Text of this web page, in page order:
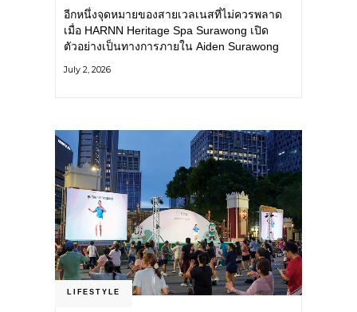
BANGKOK
อีกหนึ่งจุดหมายของสายเวลเนสที่ไม่ควรพลาด
เมื่อ HARNN Heritage Spa Surawong เปิด
ตัวอย่างเป็นทางการภายใน Aiden Surawong
ของเมืองใหญ่ มาสัมผัสประสบการณ์การพักผ่อน
July 2, 2026
LIFESTYLE